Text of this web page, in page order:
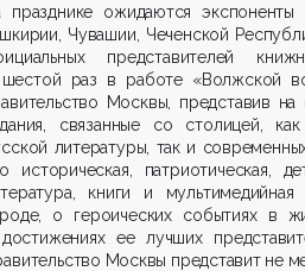
празднике ожидаются экспоненты
Чувашии, Чеченской
представителей
раз в работе «Волжской
Москвы, представив
связанные со столицей,
литературы, так и
историческая, патриотическая,
книги и
о героических событиях в
ее лучших
Москвы представит не